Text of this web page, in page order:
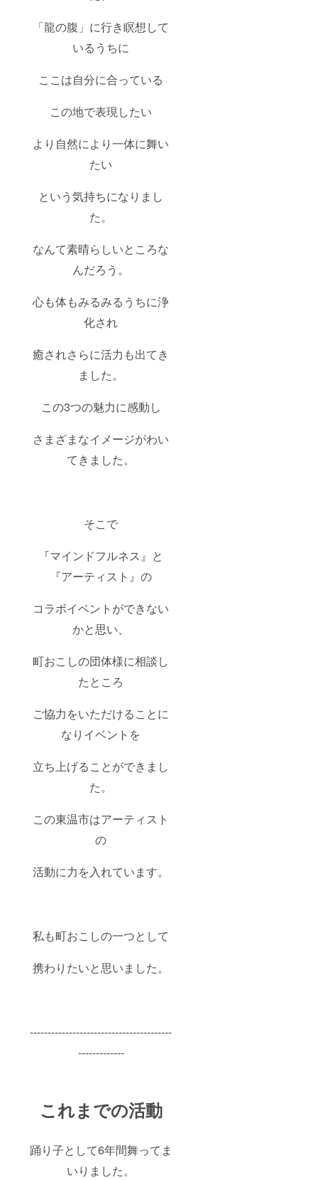
「龍の腹」に行き瞑想して
いるうちに
ここは自分に合っている
この地で表現したい
より自然により一体に舞い
たい
という気持ちになりまし
た。
なんて素晴らしいところな
んだろう。
心も体もみるみるうちに浄
化され
癒されさらに活力も出てき
ました。
この3つの魅力に感動し
さまざまなイメージがわい
てきました。
そこで
『マインドフルネス』と
『アーティスト』の
コラボイベントができない
かと思い、
町おこしの団体様に相談し
たところ
ご協力をいただけることに
なりイベントを
立ち上げることができまし
た。
この東温市はアーティスト
の
活動に力を入れています。
私も町おこしの一つとして
携わりたいと思いました。
----------------------------------------
-------------
これまでの活動
踊り子として6年間舞ってま
いりました。